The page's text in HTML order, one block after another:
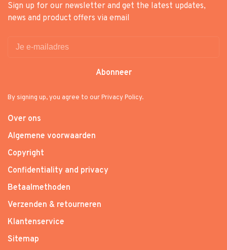
Sign up for our newsletter and get the latest updates,
news and product offers via email
Abonneer
By signing up, you agree to our Privacy Policy.
Over ons
Algemene voorwaarden
Copyright
Confidentiality and privacy
Betaalmethoden
Verzenden & retourneren
Klantenservice
Sitemap